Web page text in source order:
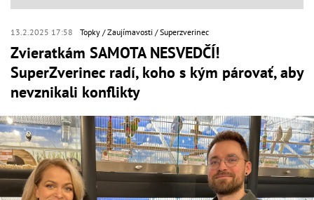
13.2.2025 17:58 Topky Zaujímavosti Superzverinec
Zvieratkám SAMOTA NESVEDČÍ!
SuperZverinec radí, koho s kým párovať, aby
nevznikali konflikty